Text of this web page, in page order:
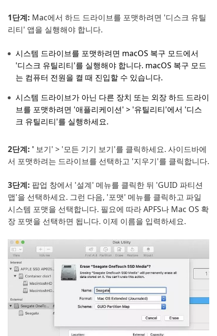
1단계: Mac에서 하드 드라이브를 포맷하려면 '디스크 유틸
리티' 앱을 실행해야 합니다.
시스템 드라이브를 포맷하려면 macOS 복구 모드에서
'디스크 유틸리티'를 실행해야 합니다. macOS 복구 모드
는 컴퓨터 전원을 켤 때 진입할 수 있습니다.
시스템 드라이브가 아닌 다른 장치 또는 외장 하드 드라이
브를 포맷하려면 '애플리케이션' > '유틸리티'에서 '디스
크 유틸리티'를 실행하세요.
2단계: ' 보기' > '모든 기기 보기'를 클릭하세요. 사이드바에
서 포맷하려는 드라이브를 선택하고 '지우기'를 클릭합니다.
3단계: 팝업 창에서 '설계' 메뉴를 클릭한 뒤 'GUID 파티션
맵'을 선택하세요. 그런 다음, '포맷' 메뉴를 클릭하고 파일
시스템 포맷을 선택합니다. 필요에 따라 APFS나 Mac OS 확
장 포맷을 선택하면 됩니다. 이제 이름을 입력하세요.